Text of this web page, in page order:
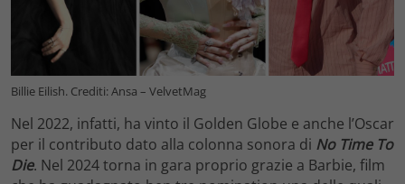
Billie Eilish. Crediti: Ansa – VelvetMag
Nel 2022, infatti, ha vinto il Golden Globe e anche l’Oscar
per il contributo dato alla colonna sonora di No Time To
Die. Nel 2024 torna in gara proprio grazie a Barbie, film